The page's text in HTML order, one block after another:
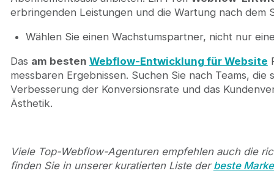
erbringenden Leistungen und die Wartung nach dem
Wählen Sie einen Wachstumspartner, nicht nur
Das am besten Webflow-Entwicklung für Website
messbaren Ergebnissen. Suchen Sie nach Teams, die
Verbesserung der Konversionsrate und das
Ästhetik.
Viele Top-Webflow-Agenturen empfehlen auch die
finden Sie in unserer kuratierten Liste der beste